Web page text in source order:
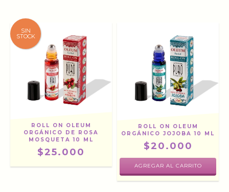
SIN
STOCK
ROLL ON OLEUM
ORGÁNICO DE ROSA
MOSQUETA 10 ML
$25.000
ROLL ON OLEUM
ORGÁNICO JOJOBA 10 ML
$20.000